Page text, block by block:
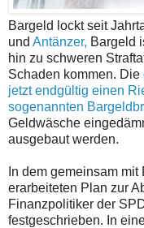
Bargeld lockt seit
und Antänzer, Bargeld
hin zu schweren
Schaden kommen. Die
jetzt endgültig einen
sogenannten
Geldwäsche
ausgebaut werden.
In dem gemeinsam
erarbeiteten Plan zur
Finanzpolitiker der
festgeschrieben. In